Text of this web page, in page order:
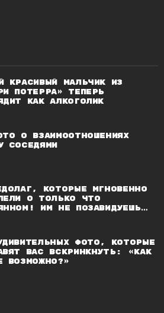
красивый мальчик из
Потерра» теперь
как алкоголик
о взаимоотношениях
соседями
которые мгновенно
о только что
Им не позавидуешь…
фото, которые
вас вскринкнуть: «Как
возможно?»